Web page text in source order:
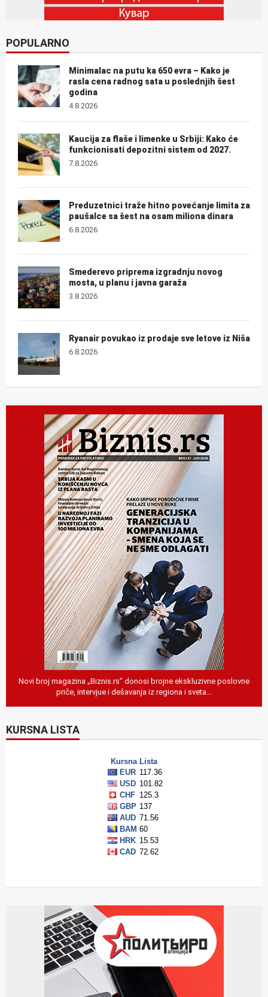
POPULARNO
Minimalac na putu ka 650 evra – Kako je
rasla cena radnog sata u poslednjih šest
godina
4.8.2026
Kaucija za flaše i limenke u Srbiji: Kako će
funkcionisati depozitni sistem od 2027.
7.8.2026
Preduzetnici traže hitno povećanje limita za
paušalce sa šest na osam miliona dinara
6.8.2026
Smederevo priprema izgradnju novog
mosta, u planu i javna garaža
3.8.2026
Ryanair povukao iz prodaje sve letove iz Niša
6.8.2026
Novi broj magazina „Biznis.rs” donosi brojne ekskluzivne poslovne
priče, intervjue i dešavanja iz regiona i sveta…
KURSNA LISTA